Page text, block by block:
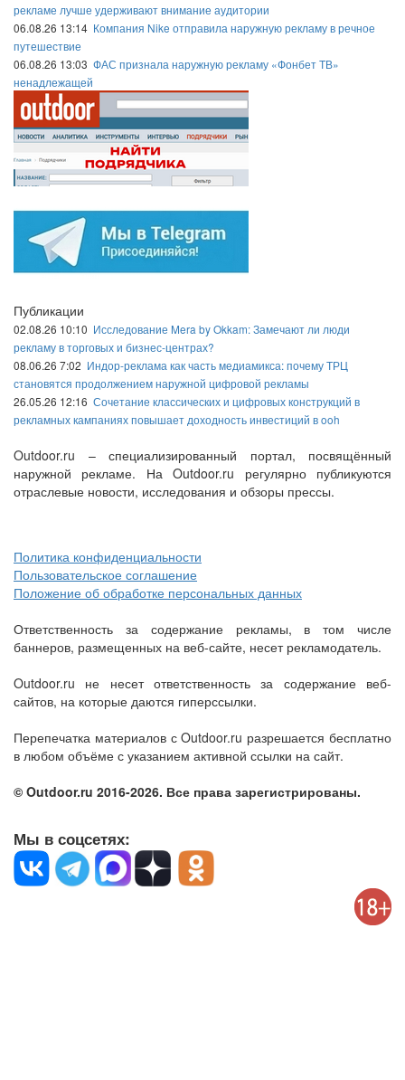
рекламе лучше удерживают внимание аудитории
06.08.26 13:14 Компания Nike отправила наружную рекламу в речное
путешествие
06.08.26 13:03 ФАС признала наружную рекламу «Фонбет ТВ»
ненадлежащей
Публикации
02.08.26 10:10 Исследование Mera by Okkam: Замечают ли люди
рекламу в торговых и бизнес-центрах?
08.06.26 7:02 Индор-реклама как часть медиамикса: почему ТРЦ
становятся продолжением наружной цифровой рекламы
26.05.26 12:16 Сочетание классических и цифровых конструкций в
рекламных кампаниях повышает доходность инвестиций в ooh
Outdoor.ru – специализированный портал, посвящённый
наружной рекламе. На Outdoor.ru регулярно публикуются
отраслевые новости, исследования и обзоры прессы.
Политика конфиденциальности
Пользовательское соглашение
Положение об обработке персональных данных
Ответственность за содержание рекламы, в том числе
баннеров, размещенных на веб-сайте, несет рекламодатель.
Outdoor.ru не несет ответственность за содержание веб-
сайтов, на которые даются гиперссылки.
Перепечатка материалов с Outdoor.ru разрешается бесплатно
в любом объёме с указанием активной ссылки на сайт.
© Outdoor.ru 2016-2026. Все права зарегистрированы.
Мы в соцсетях: